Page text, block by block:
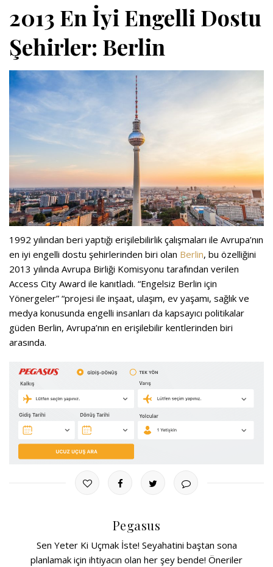
2013 En İyi Engelli Dostu
Şehirler: Berlin
1992 yılından beri yaptığı erişilebilirlik çalışmaları ile Avrupa’nın
en iyi engelli dostu şehirlerinden biri olan Berlin, bu özelliğini
2013 yılında Avrupa Birliği Komisyonu tarafından verilen
Access City Award ile kanıtladı. “Engelsiz Berlin için
Yönergeler” “projesi ile inşaat, ulaşım, ev yaşamı, sağlık ve
medya konusunda engelli insanları da kapsayıcı politikalar
güden Berlin, Avrupa’nın en erişilebilir kentlerinden biri
arasında.
Pegasus
Sen Yeter Ki Uçmak İste! Seyahatini baştan sona
planlamak için ihtiyacın olan her şey bende! Öneriler